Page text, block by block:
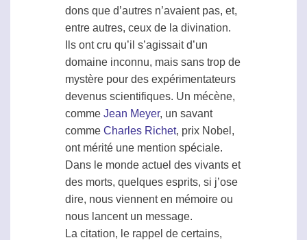
dons que d’autres n’avaient pas, et,
entre autres, ceux de la divination.
Ils ont cru qu’il s’agissait d’un
domaine inconnu, mais sans trop de
mystère pour des expérimentateurs
devenus scientifiques. Un mécène,
comme Jean Meyer, un savant
comme Charles Richet, prix Nobel,
ont mérité une mention spéciale.
Dans le monde actuel des vivants et
des morts, quelques esprits, si j’ose
dire, nous viennent en mémoire ou
nous lancent un message.
La citation, le rappel de certains,